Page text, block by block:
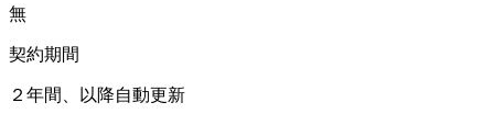
無
契約期間
２年間、以降自動更新